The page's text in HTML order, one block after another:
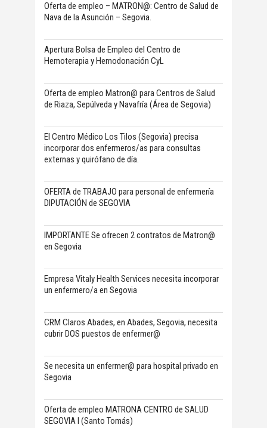
Oferta de empleo – MATRON@: Centro de Salud de
Nava de la Asunción – Segovia.
Apertura Bolsa de Empleo del Centro de
Hemoterapia y Hemodonación CyL
Oferta de empleo Matron@ para Centros de Salud
de Riaza, Sepúlveda y Navafría (Área de Segovia)
El Centro Médico Los Tilos (Segovia) precisa
incorporar dos enfermeros/as para consultas
externas y quirófano de día.
OFERTA de TRABAJO para personal de enfermería
DIPUTACIÓN de SEGOVIA
IMPORTANTE Se ofrecen 2 contratos de Matron@
en Segovia
Empresa Vitaly Health Services necesita incorporar
un enfermero/a en Segovia
CRM Claros Abades, en Abades, Segovia, necesita
cubrir DOS puestos de enfermer@
Se necesita un enfermer@ para hospital privado en
Segovia
Oferta de empleo MATRONA CENTRO de SALUD
SEGOVIA I (Santo Tomás)